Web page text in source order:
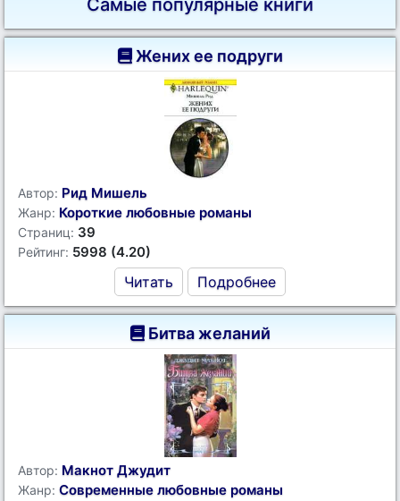
Самые популярные книги
Жених ее подруги
Автор: Рид Мишель
Жанр: Короткие любовные романы
Страниц: 39
Рейтинг: 5998 (4.20)
Читать Подробнее
Битва желаний
Автор: Макнот Джудит
Жанр: Современные любовные романы